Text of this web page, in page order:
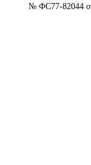
№ ФС77-82044